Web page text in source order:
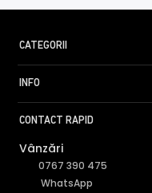
CATEGORII
INFO
CONTACT RAPID
Vânzări
0767 390 475
WhatsApp